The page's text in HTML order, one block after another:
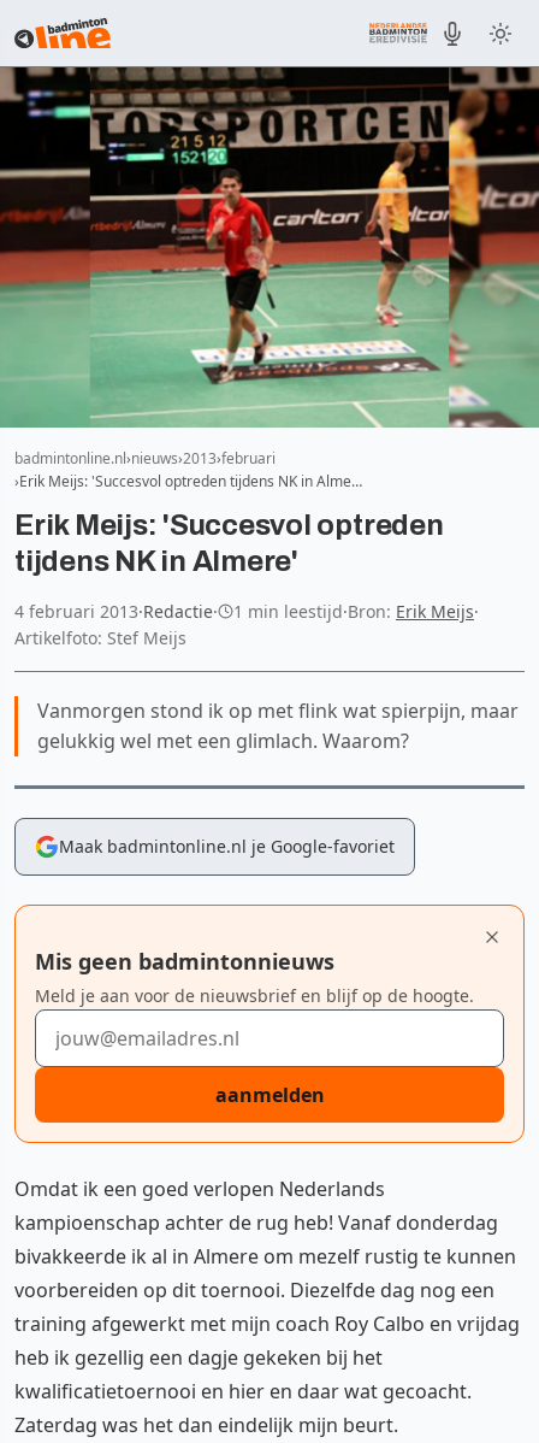
badmintonline.nl nieuws 2013 februari
Erik Meijs: 'Succesvol optreden tijdens NK in Alme…
Erik Meijs: 'Succesvol optreden
tijdens NK in Almere'
4 februari 2013·Redactie· 1 min leestijd·Bron: Erik Meijs·
Artikelfoto: Stef Meijs
Vanmorgen stond ik op met flink wat spierpijn, maar
gelukkig wel met een glimlach. Waarom?
Maak badmintonline.nl je Google-favoriet
Mis geen badmintonnieuws
Meld je aan voor de nieuwsbrief en blijf op de hoogte.
E-mailadres
aanmelden
Omdat ik een goed verlopen Nederlands
kampioenschap achter de rug heb! Vanaf donderdag
bivakkeerde ik al in Almere om mezelf rustig te kunnen
voorbereiden op dit toernooi. Diezelfde dag nog een
training afgewerkt met mijn coach Roy Calbo en vrijdag
heb ik gezellig een dagje gekeken bij het
kwalificatietoernooi en hier en daar wat gecoacht.
Zaterdag was het dan eindelijk mijn beurt.